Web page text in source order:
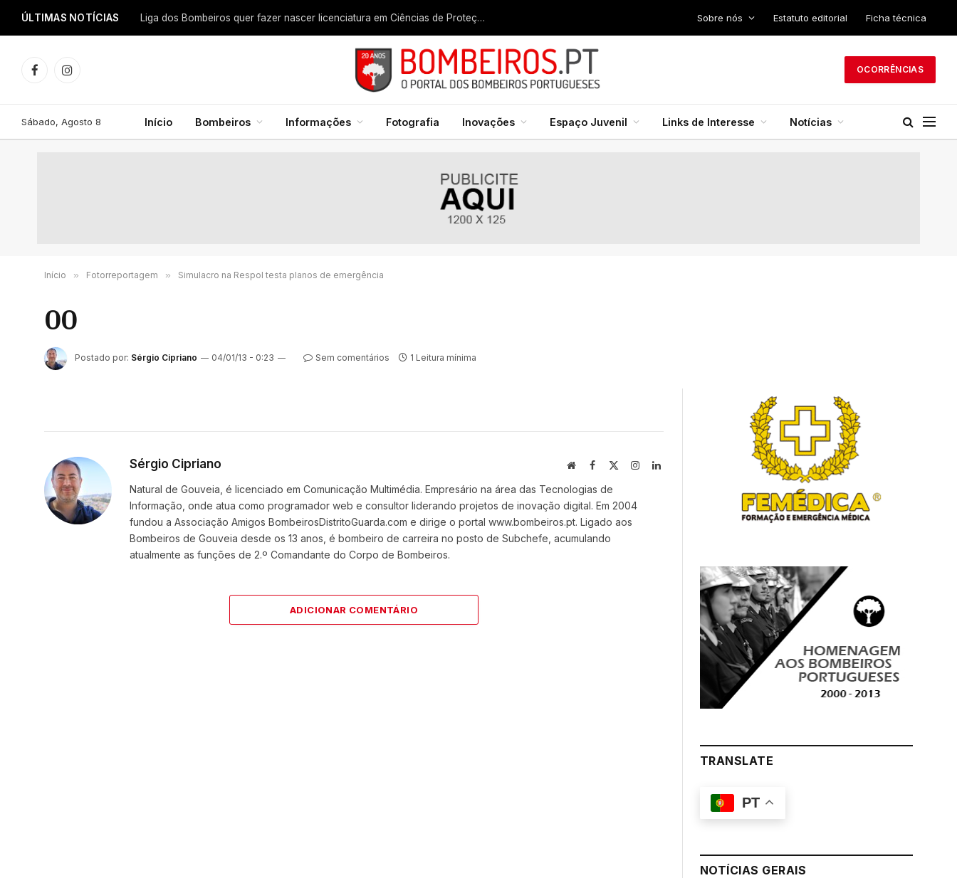
ÚLTIMAS NOTÍCIAS Liga dos Bombeiros quer fazer nascer licenciatura em Ciências de Proteção Civil e Bombeiros Sobre nós Estatuto editorial Ficha técnica
FacebookInstagram
OCORRÊNCIAS
Sábado, Agosto 8 Início Bombeiros Informações Fotografia Inovações Espaço Juvenil Links de Interesse Notícias
Início » Fotorreportagem » Simulacro na Respol testa planos de emergência
00
Postado por: Sérgio Cipriano 04/01/13 - 0:23 Sem comentários 1 Leitura mínima
Sérgio Cipriano WebsiteFacebook InstagramLinkedIn
Natural de Gouveia, é licenciado em Comunicação Multimédia. Empresário na área das Tecnologias de
Informação, onde atua como programador web e consultor liderando projetos de inovação digital. Em 2004
fundou a Associação Amigos BombeirosDistritoGuarda.com e dirige o portal www.bombeiros.pt. Ligado aos
Bombeiros de Gouveia desde os 13 anos, é bombeiro de carreira no posto de Subchefe, acumulando
atualmente as funções de 2.º Comandante do Corpo de Bombeiros.
ADICIONAR COMENTÁRIO
TRANSLATE
PT
NOTÍCIAS GERAIS